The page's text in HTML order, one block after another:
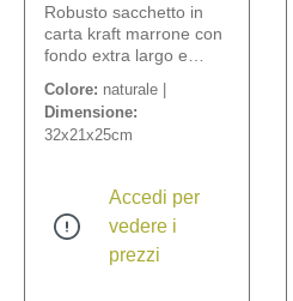
Robusto sacchetto in
carta kraft marrone con
fondo extra largo e
del materiale: 80g/m².
Colore: naturale |
Dimensione:
32x21x25cm
Accedi per
vedere i
prezzi